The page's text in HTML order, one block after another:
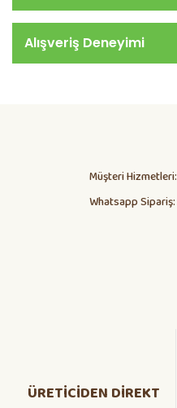
Alışveriş Deneyimi
Müşteri Hizmetleri:
Whatsapp Sipariş:
ÜRETİCİDEN DİREKT